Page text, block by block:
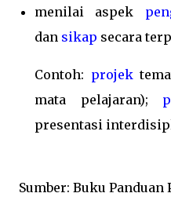
menilai aspek
dan sikap secara
Contoh: projek
mata pelajaran);
presentasi
Sumber: Buku Panduan